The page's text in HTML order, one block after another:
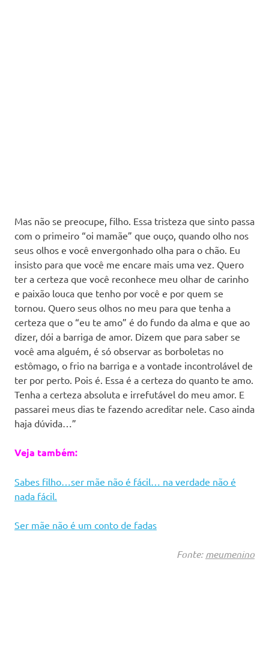
Mas não se preocupe, filho. Essa tristeza que sinto passa
com o primeiro “oi mamãe” que ouço, quando olho nos
seus olhos e você envergonhado olha para o chão. Eu
insisto para que você me encare mais uma vez. Quero
ter a certeza que você reconhece meu olhar de carinho
e paixão louca que tenho por você e por quem se
tornou. Quero seus olhos no meu para que tenha a
certeza que o “eu te amo” é do fundo da alma e que ao
dizer, dói a barriga de amor. Dizem que para saber se
você ama alguém, é só observar as borboletas no
estômago, o frio na barriga e a vontade incontrolável de
ter por perto. Pois é. Essa é a certeza do quanto te amo.
Tenha a certeza absoluta e irrefutável do meu amor. E
passarei meus dias te fazendo acreditar nele. Caso ainda
haja dúvida…”
Veja também:
Sabes filho…ser mãe não é fácil… na verdade não é
nada fácil.
Ser mãe não é um conto de fadas
Fonte:meumenino